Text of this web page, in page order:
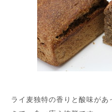
ライ麦独特の香りと酸味が